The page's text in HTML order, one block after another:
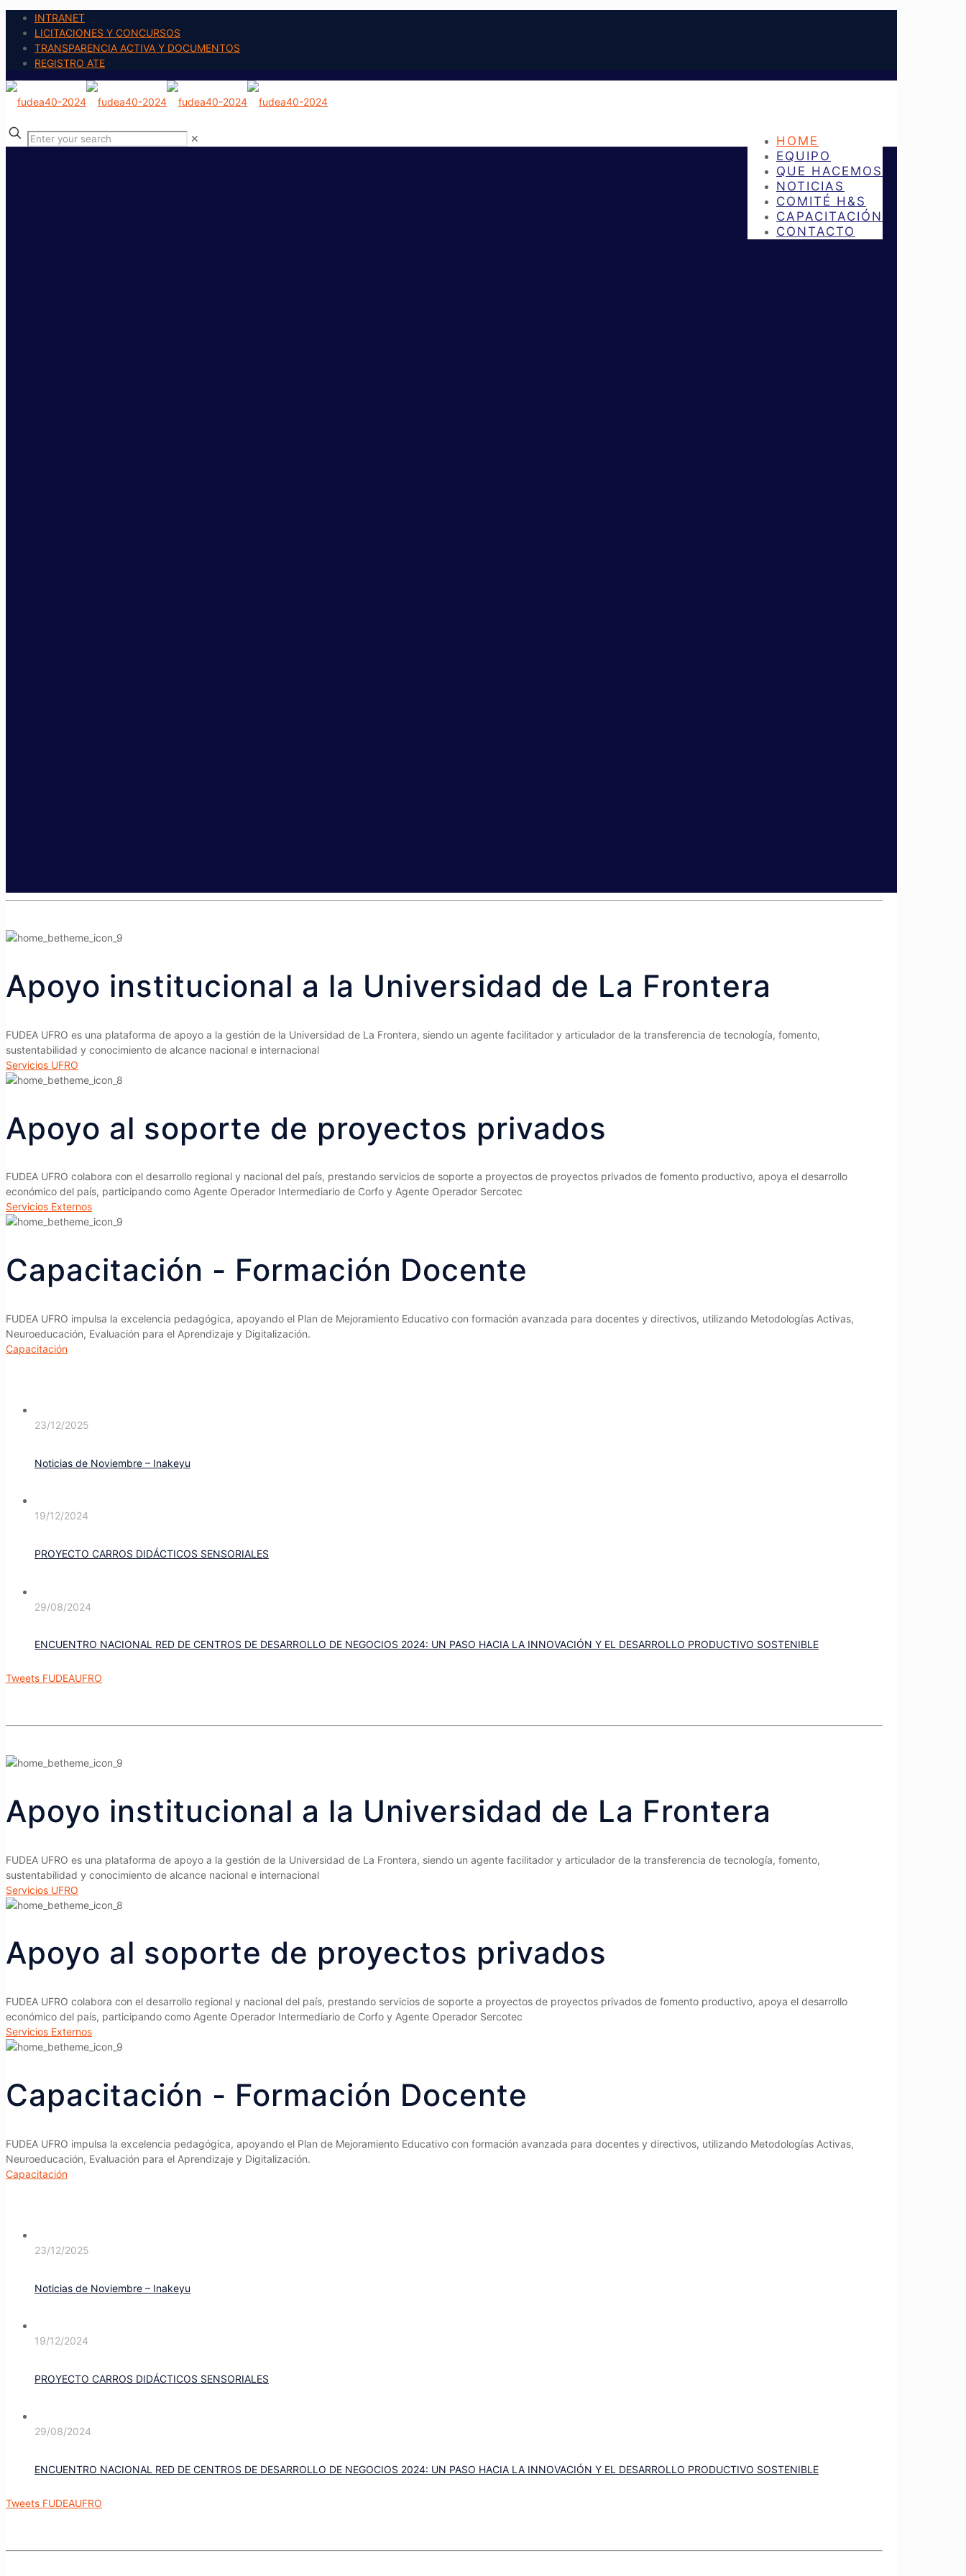
INTRANET
LICITACIONES Y CONCURSOS
TRANSPARENCIA ACTIVA Y DOCUMENTOS
REGISTRO ATE
HOME
EQUIPO
QUE HACEMOS
NOTICIAS
COMITÉ H&S
CAPACITACIÓN
CONTACTO
✕
Apoyo institucional a la Universidad de La Frontera
FUDEA UFRO es una plataforma de apoyo a la gestión de la Universidad de La Frontera, siendo un agente facilitador y articulador de la transferencia de tecnología, fomento,
sustentabilidad y conocimiento de alcance nacional e internacional
Servicios UFRO
Apoyo al soporte de proyectos privados
FUDEA UFRO colabora con el desarrollo regional y nacional del país, prestando servicios de soporte a proyectos de proyectos privados de fomento productivo, apoya el desarrollo
económico del país, participando como Agente Operador Intermediario de Corfo y Agente Operador Sercotec
Servicios Externos
Capacitación - Formación Docente
FUDEA UFRO impulsa la excelencia pedagógica, apoyando el Plan de Mejoramiento Educativo con formación avanzada para docentes y directivos, utilizando Metodologías Activas,
Neuroeducación, Evaluación para el Aprendizaje y Digitalización.
Capacitación
23/12/2025
Noticias de Noviembre – Inakeyu
19/12/2024
PROYECTO CARROS DIDÁCTICOS SENSORIALES
29/08/2024
ENCUENTRO NACIONAL RED DE CENTROS DE DESARROLLO DE NEGOCIOS 2024: UN PASO HACIA LA INNOVACIÓN Y EL DESARROLLO PRODUCTIVO SOSTENIBLE
Tweets FUDEAUFRO
Apoyo institucional a la Universidad de La Frontera
FUDEA UFRO es una plataforma de apoyo a la gestión de la Universidad de La Frontera, siendo un agente facilitador y articulador de la transferencia de tecnología, fomento,
sustentabilidad y conocimiento de alcance nacional e internacional
Servicios UFRO
Apoyo al soporte de proyectos privados
FUDEA UFRO colabora con el desarrollo regional y nacional del país, prestando servicios de soporte a proyectos de proyectos privados de fomento productivo, apoya el desarrollo
económico del país, participando como Agente Operador Intermediario de Corfo y Agente Operador Sercotec
Servicios Externos
Capacitación - Formación Docente
FUDEA UFRO impulsa la excelencia pedagógica, apoyando el Plan de Mejoramiento Educativo con formación avanzada para docentes y directivos, utilizando Metodologías Activas,
Neuroeducación, Evaluación para el Aprendizaje y Digitalización.
Capacitación
23/12/2025
Noticias de Noviembre – Inakeyu
19/12/2024
PROYECTO CARROS DIDÁCTICOS SENSORIALES
29/08/2024
ENCUENTRO NACIONAL RED DE CENTROS DE DESARROLLO DE NEGOCIOS 2024: UN PASO HACIA LA INNOVACIÓN Y EL DESARROLLO PRODUCTIVO SOSTENIBLE
Tweets FUDEAUFRO